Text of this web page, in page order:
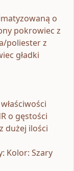
o
pokrowiec z
poliester z
gładki
o gęstości
dużej ilości
Kolor: Szary